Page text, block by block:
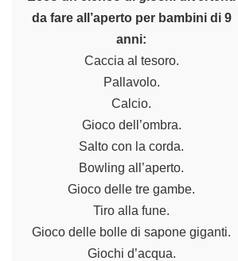
da fare all’aperto per bambini di 9
anni:
Caccia al tesoro.
Pallavolo.
Calcio.
Gioco dell’ombra.
Salto con la corda.
Bowling all’aperto.
Gioco delle tre gambe.
Tiro alla fune.
Gioco delle bolle di sapone giganti.
Giochi d’acqua.